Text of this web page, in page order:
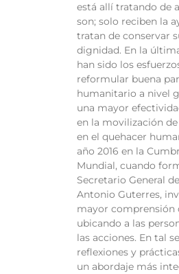
está allí tratando de
son; solo reciben la
tratan de conservar
dignidad. En la
han sido los
reformular buena
humanitario a nivel
una mayor
en la movilización
en el quehacer
año 2016 en la
Mundial, cuando
Secretario General
Antonio Guterres,
mayor comprensión
ubicando a las
las acciones. En tal
reflexiones y
un abordaje más